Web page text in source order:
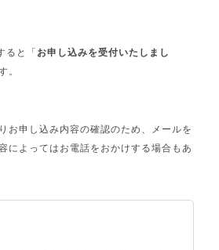
ると「お申し込みを受付いたしまし
。
お申し込み内容の確認のため、メールを
によってはお電話をおかけする場合もあ